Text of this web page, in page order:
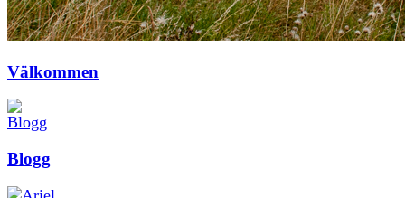
Välkommen
Blogg